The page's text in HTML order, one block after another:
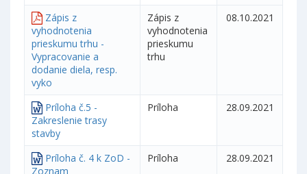
Zápis z
vyhodnotenia
prieskumu trhu -
Vypracovanie a
dodanie diela, resp.
vyko
Zápis z
vyhodnotenia
prieskumu
trhu
08.10.2021
Príloha č.5 -
Zakreslenie trasy
stavby
Príloha 28.09.2021
Príloha č. 4 k ZoD -
Zoznam
Príloha 28.09.2021